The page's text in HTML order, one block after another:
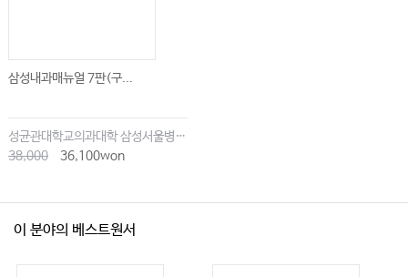
삼성내과매뉴얼 7판(구...
성균관대학교의과대학 삼성서울병원내과
38,000
36,100won
이 분야의 베스트원서